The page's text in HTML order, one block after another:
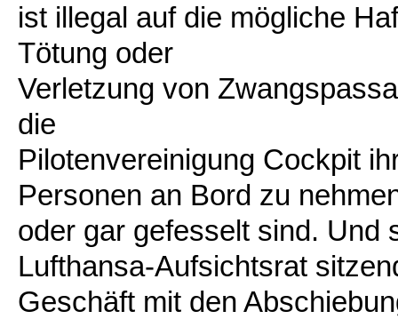
ist illegal auf die mögliche
Tötung oder
Verletzung von
die
Pilotenvereinigung Cockpit
Personen an Bord zu
oder gar gefesselt sind. Und
Lufthansa-Aufsichtsrat
Geschäft mit den